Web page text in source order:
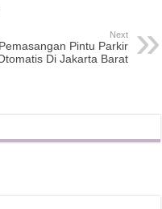
Next
Pintu Parkir
Di Jakarta Barat